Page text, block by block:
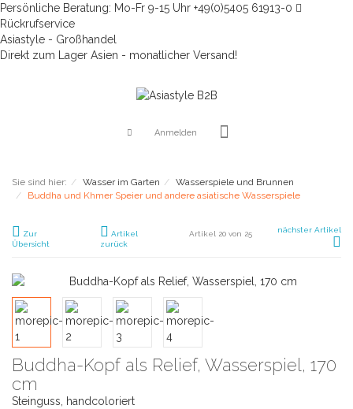
Persönliche Beratung: Mo-Fr 9-15 Uhr +49(0)5405 61913-0
Rückrufservice
Asiastyle - Großhandel
Direkt zum Lager Asien - monatlicher Versand!
Anmelden
Sie sind hier: Wasser im Garten
Wasserspiele und Brunnen
Buddha und Khmer Speier und andere asiatische Wasserspiele
Zur
Übersicht
Artikel
zurück
Artikel 20 von 25 nächster Artikel
Buddha-Kopf als Relief, Wasserspiel, 170
cm
Steinguss, handcoloriert